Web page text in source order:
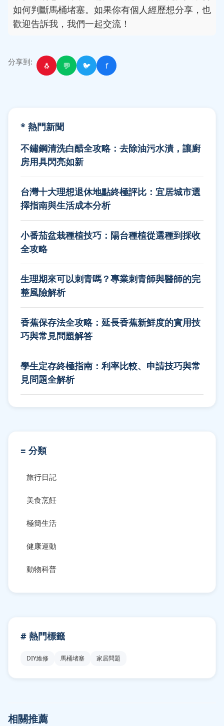
如何判斷馬桶堵塞。如果你有個人經歷想分享，也
歡迎告訴我，我們一起交流！
分享到: 🐧 💬 🐦 f
* 熱門新聞
不鏽鋼清洗白醋全攻略：去除油污水漬，讓廚
房用具閃亮如新
台灣十大理想退休地點終極評比：宜居城市選
擇指南與生活成本分析
小番茄盆栽種植技巧：陽台種植從選種到採收
全攻略
生理期來可以刺青嗎？專業刺青師與醫師的完
整風險解析
香蕉保存法全攻略：延長香蕉新鮮度的實用技
巧與常見問題解答
學生定存終極指南：利率比較、申請技巧與常
見問題全解析
≡ 分類
旅行日記
美食烹飪
極簡生活
健康運動
動物科普
# 熱門標籤
DIY維修 馬桶堵塞 家居問題
相關推薦